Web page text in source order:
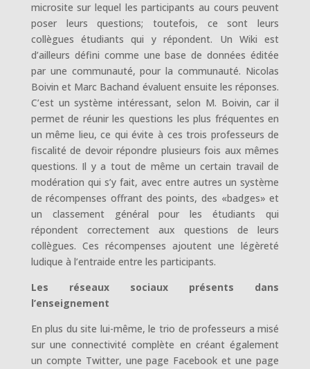
microsite sur lequel les participants au cours peuvent
poser leurs questions; toutefois, ce sont leurs
collègues étudiants qui y répondent. Un Wiki est
d’ailleurs défini comme une base de données éditée
par une communauté, pour la communauté. Nicolas
Boivin et Marc Bachand évaluent ensuite les réponses.
C’est un système intéressant, selon M. Boivin, car il
permet de réunir les questions les plus fréquentes en
un même lieu, ce qui évite à ces trois professeurs de
fiscalité de devoir répondre plusieurs fois aux mêmes
questions. Il y a tout de même un certain travail de
modération qui s’y fait, avec entre autres un système
de récompenses offrant des points, des «badges» et
un classement général pour les étudiants qui
répondent correctement aux questions de leurs
collègues. Ces récompenses ajoutent une légèreté
ludique à l’entraide entre les participants.
Les réseaux sociaux présents dans
l’enseignement
En plus du site lui-même, le trio de professeurs a misé
sur une connectivité complète en créant également
un compte Twitter, une page Facebook et une page